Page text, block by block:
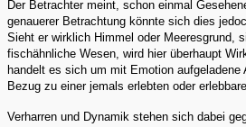
Der Betrachter meint, schon einmal
genauerer Betrachtung könnte sich dies
Sieht er wirklich Himmel oder Meeresgrund,
fischähnliche Wesen, wird hier überhaupt
handelt es sich um mit Emotion
Bezug zu einer jemals erlebten oder
Verharren und Dynamik stehen sich dabei